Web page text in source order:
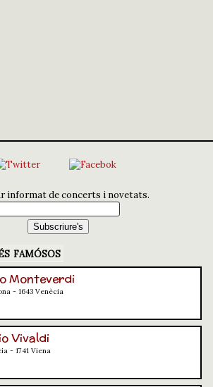
informat de concerts i novetats.
famósos
Monteverdi
- 1643 Venècia
Vivaldi
- 1741 Viena